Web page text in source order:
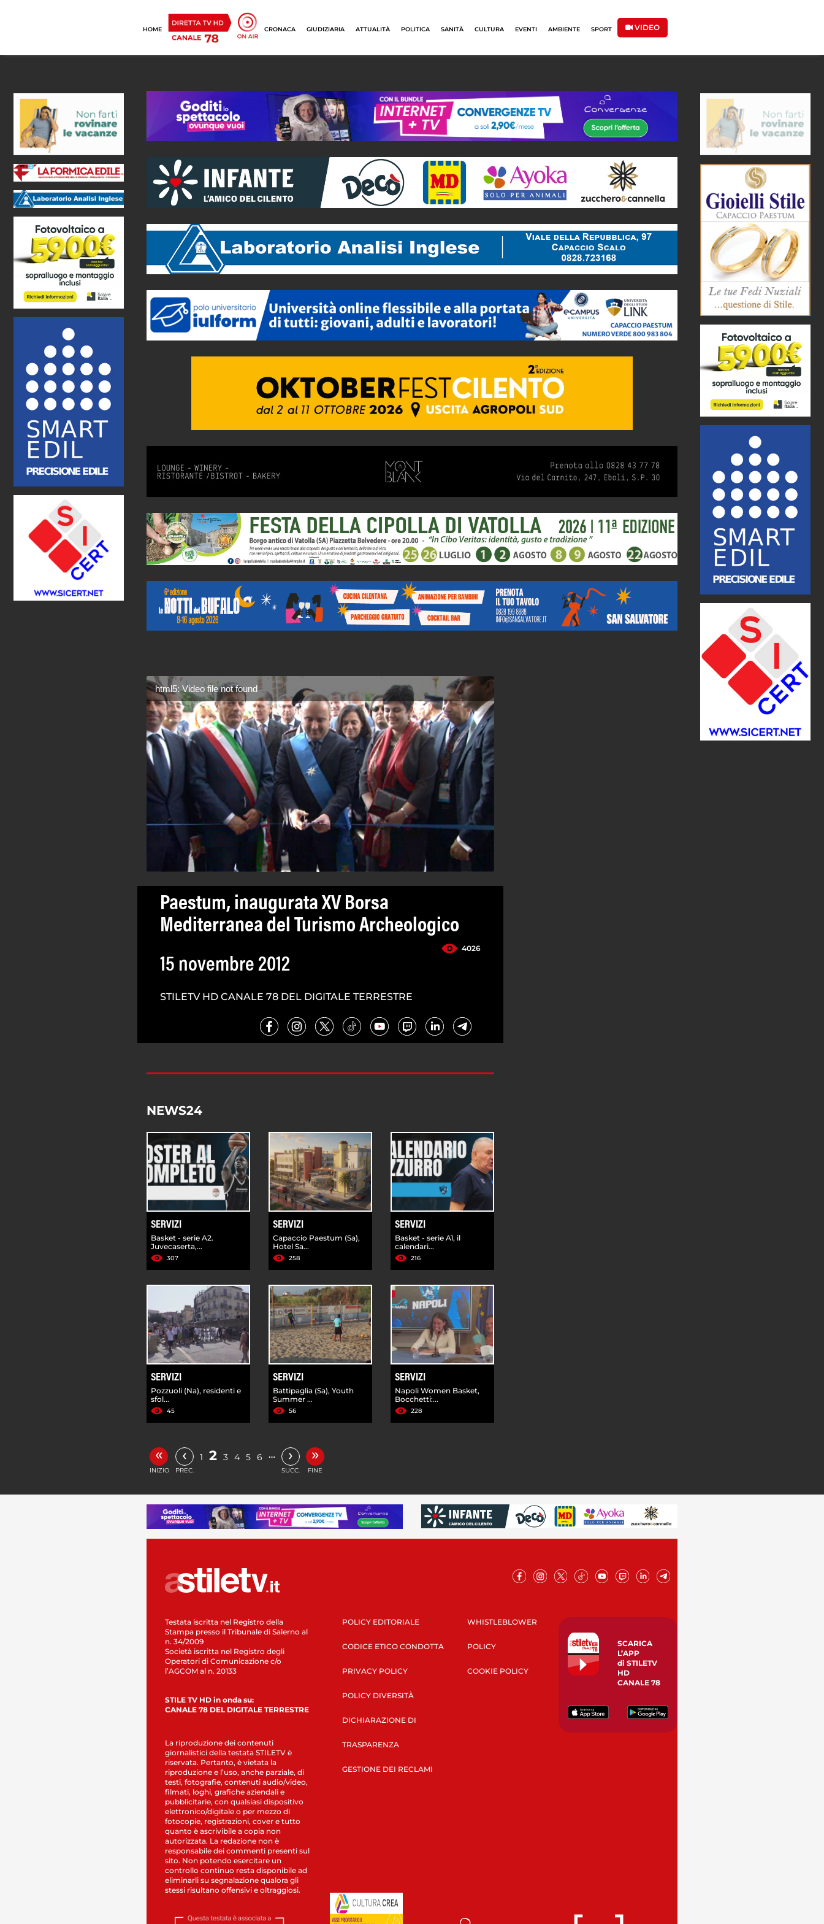
HOME CRONACA GIUDIZIARIA ATTUALITÀ POLITICA SANITÀ CULTURA EVENTI AMBIENTE SPORT VIDEO
html5: Video file not found
Paestum, inaugurata XV Borsa
Mediterranea del Turismo Archeologico
4026
15 novembre 2012
STILETV HD CANALE 78 DEL DIGITALE TERRESTRE
NEWS24
SERVIZI
Basket - serie A2.
Juvecaserta,...
307
SERVIZI
Capaccio Paestum (Sa),
Hotel Sa...
258
SERVIZI
Basket - serie A1, il
calendari...
216
SERVIZI
Pozzuoli (Na), residenti e
sfol...
45
SERVIZI
Battipaglia (Sa), Youth
Summer ...
56
SERVIZI
Napoli Women Basket,
Bocchetti:...
228
«
INIZIO
‹
PREC.
1 2 3 4 5 6 … ›
SUCC.
»
FINE
Testata iscritta nel Registro della
Stampa presso il Tribunale di Salerno al
n. 34/2009
Società iscritta nel Registro degli
Operatori di Comunicazione c/o
l’AGCOM al n. 20133
STILE TV HD in onda su:
CANALE 78 DEL DIGITALE TERRESTRE
La riproduzione dei contenuti
giornalistici della testata STILETV è
riservata. Pertanto, è vietata la
riproduzione e l’uso, anche parziale, di
testi, fotografie, contenuti audio/video,
filmati, loghi, grafiche aziendali e
pubblicitarie, con qualsiasi dispositivo
elettronico/digitale o per mezzo di
fotocopie, registrazioni, cover e tutto
quanto è ascrivibile a copia non
autorizzata. La redazione non è
responsabile dei commenti presenti sul
sito. Non potendo esercitare un
controllo continuo resta disponibile ad
eliminarli su segnalazione qualora gli
stessi risultano offensivi e oltraggiosi.
POLICY EDITORIALE
CODICE ETICO CONDOTTA
PRIVACY POLICY
POLICY DIVERSITÀ
DICHIARAZIONE DI
TRASPARENZA
GESTIONE DEI RECLAMI
WHISTLEBLOWER
POLICY
COOKIE POLICY
SCARICA
L’APP
di STILETV
HD
CANALE 78